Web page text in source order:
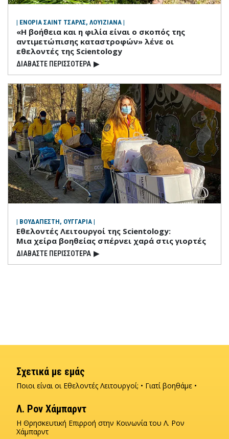
| ΕΝΟΡΙΑ ΣΑΙΝΤ ΤΣΑΡΛΣ, ΛΟΥΙΖΙΑΝΑ |
«Η βοήθεια και η φιλία είναι ο σκοπός της
αντιμετώπισης καταστροφών» λένε οι
εθελοντές της Scientology
ΔΙΑΒΑΣΤΕ ΠΕΡΙΣΣΟΤΕΡΑ ▶
| ΒΟΥΔΑΠΕΣΤΗ, ΟΥΓΓΑΡΙΑ |
Εθελοντές Λειτουργοί της Scientology:
Μια χείρα βοηθείας σπέρνει χαρά στις γιορτές
ΔΙΑΒΑΣΤΕ ΠΕΡΙΣΣΟΤΕΡΑ ▶
Σχετικά με εμάς
Ποιοι είναι οι Εθελοντές Λειτουργοί; Γιατί βοηθάμε
Λ. Ρον Χάμπαρντ
Η Θρησκευτική Επιρροή στην Κοινωνία του Λ. Ρον
Χάµπαρντ